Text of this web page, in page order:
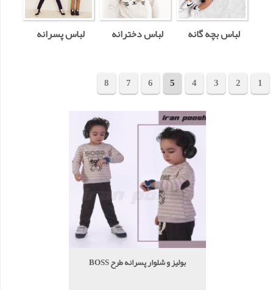
لباس بچه گانه لباس دخترانه لباس پسرانه
1
2
3
4
5
6
7
8
بولیز و شلوار پسرانه طرح BOSS